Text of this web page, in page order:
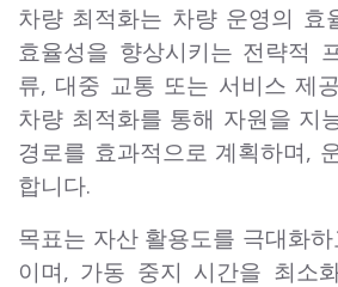
차량 최적화는 차량 운영의 효
효율성을 향상시키는 전략적
류, 대중 교통 또는 서비스 제
차량 최적화를 통해 자원을 지
경로를 효과적으로 계획하며,
합니다.
목표는 자산 활용도를 극대화
이며, 가동 중지 시간을 최소